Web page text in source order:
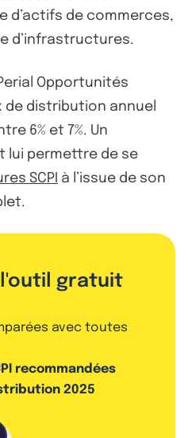
d’actifs de commerces,
d’infrastructures.
Opportunités
de distribution annuel
6% et 7%. Un
lui permettre de se
SCPI à l’issue de son
gratuit
avec toutes
recommandées
2025